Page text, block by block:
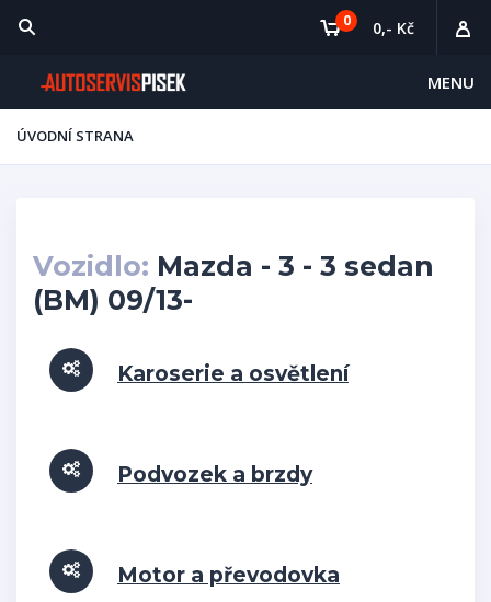
MENU
0 0,- Kč
ÚVODNÍ STRANA
Vozidlo: Mazda - 3 - 3 sedan
(BM) 09/13-
Karoserie a osvětlení
Podvozek a brzdy
Motor a převodovka